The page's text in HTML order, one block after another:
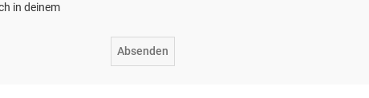
in deinem